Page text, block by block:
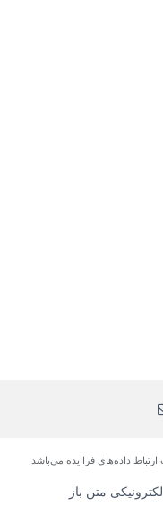
داده‌های فرا‌ایده می‌باشد.
متن باز